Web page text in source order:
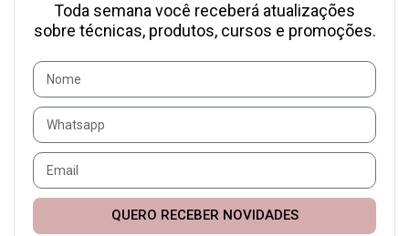
Toda semana você receberá atualizações
sobre técnicas, produtos, cursos e promoções.
QUERO RECEBER NOVIDADES